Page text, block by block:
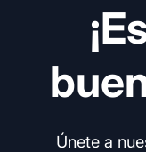
Únete a